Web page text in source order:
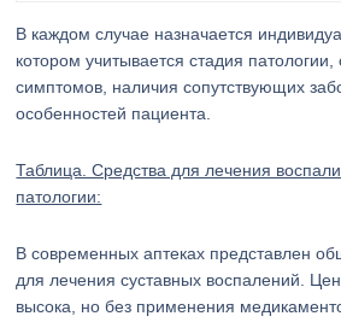
В каждом случае назначается
котором учитывается стадия патологии,
симптомов, наличия сопутствующих
особенностей пациента.
Таблица. Средства для лечения
патологии:
В современных аптеках представлен
для лечения суставных воспалений.
высока, но без применения